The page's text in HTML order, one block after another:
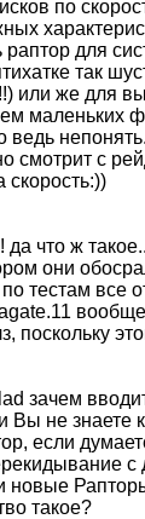
по
раптор для
так
или же для
маленьких
ведь
смотрит с
скорость:))
что ж
они
тестам все
вообще
поскольку
зачем
Вы не знаете
если
с
новые
такое?